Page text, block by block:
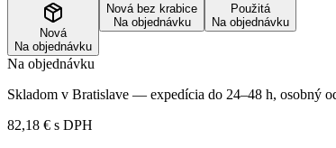
Nová
Na objednávku
Nová bez krabice
Na objednávku
Použitá
Na objednávku
Na objednávku
Skladom v Bratislave — expedícia do 24–48 h, osobný
82,18 € s DPH